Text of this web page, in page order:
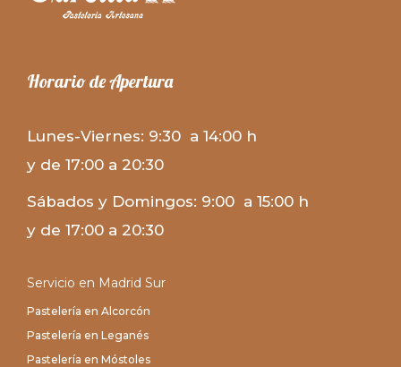
Horario de Apertura
Lunes-Viernes: 9:30 a 14:00 h
y de 17:00 a 20:30
Sábados y Domingos: 9:00 a 15:00 h
y de 17:00 a 20:30
Servicio en Madrid Sur
Pastelería en Alcorcón
Pastelería en Leganés
Pastelería en Móstoles